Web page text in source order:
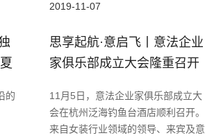
的
2019-11-07
思享起航·意启飞丨意法企业
家俱乐部成立大会隆重召开
11月5日，意法企业家俱乐部成立大
会在杭州泛海钓鱼台酒店顺利召开。
来自女装行业领域的领导、来宾及意